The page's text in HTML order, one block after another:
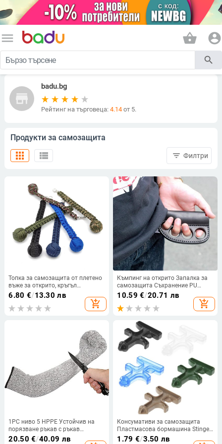
menu shopping_basket account_circle
search
store
badu.bg
Рейтинг на търговеца: 4.14от 5.
Продукти за самозащита
view_list
apps filter_list Филтри
Топка за самозащита от плетено
въже за открито, кръгъл
ключодържател с форма на
маймунски юмрук, седемжилен
паракорд, стоманена топка за
6.80 €/13.30 лв
add_shopping_cart
Къмпинг на открито Запалка за
самозащита Съхранение PU
кожен калъф, преносим
многоцелеви боен
ключодържател подаръци
10.59 €/20.71 лв
add_shopping_cart
1PC ниво 5 HPPE Устойчив на
порязване ръкав с ръкав
Дишащи щадящи кожата
20.50 €/40.09 лв
Консумативи за самозащита
Пластмасова бормашина Stinger
Лесно носене Защитен
1.79 €/3.50 лв